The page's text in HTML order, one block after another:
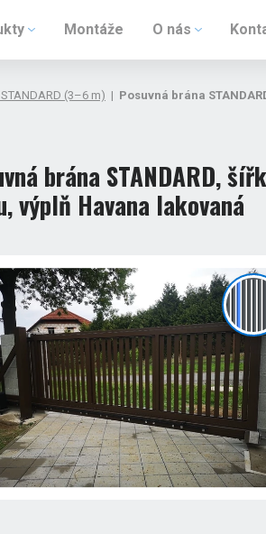
Montáže O nás
(3–6 m) | Posuvná brána
brána STANDARD,
výplň Havana lakovaná